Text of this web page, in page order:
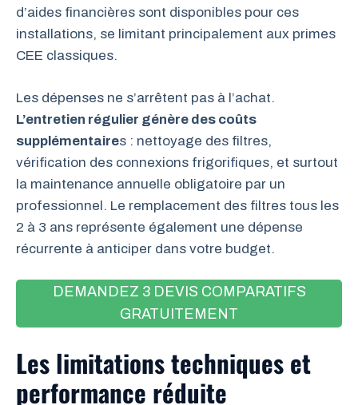
d’aides financières sont disponibles pour ces
installations, se limitant principalement aux primes
CEE classiques.
Les dépenses ne s’arrêtent pas à l’achat.
L’entretien régulier génère des coûts
supplémentaires : nettoyage des filtres,
vérification des connexions frigorifiques, et surtout
la maintenance annuelle obligatoire par un
professionnel. Le remplacement des filtres tous les
2 à 3 ans représente également une dépense
récurrente à anticiper dans votre budget.
DEMANDEZ 3 DEVIS COMPARATIFS
GRATUITEMENT
Les limitations techniques et
performance réduite